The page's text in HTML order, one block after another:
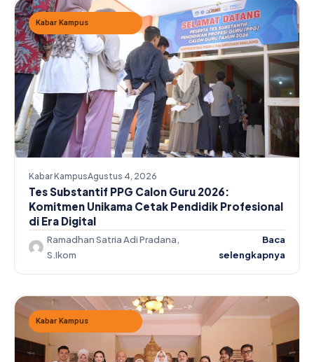
Kabar Kampus
Kabar KampusAgustus 4, 2026
Tes Substantif PPG Calon Guru 2026:
Komitmen Unikama Cetak Pendidik Profesional
di Era Digital
Ramadhan Satria Adi Pradana,
S.Ikom
Baca
selengkapnya
Kabar Kampus